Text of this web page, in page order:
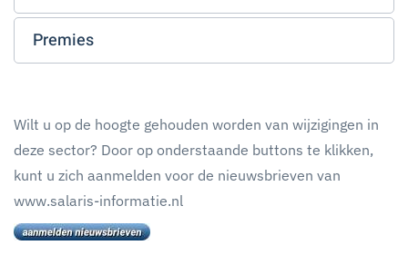
Premies
Wilt u op de hoogte gehouden worden van wijzigingen in
deze sector? Door op onderstaande buttons te klikken,
kunt u zich aanmelden voor de nieuwsbrieven van
www.salaris-informatie.nl